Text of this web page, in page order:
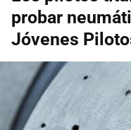
probar
Jóvenes